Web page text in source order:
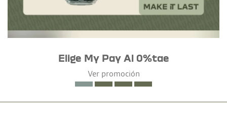
Elige My Pay Al 0%tae
Ver promoción